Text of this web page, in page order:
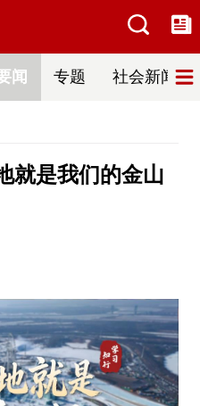
闻 专题 社会新闻
就是我们的金山